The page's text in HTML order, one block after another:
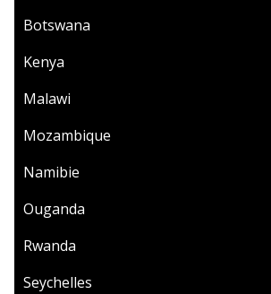
Botswana
Kenya
Malawi
Mozambique
Namibie
Ouganda
Rwanda
Seychelles